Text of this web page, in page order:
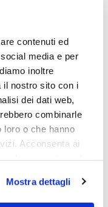
contenuti ed
media e per
inoltre
il nostro sito con i
dei dati web,
combinarle
loro o che hanno
Acconsenta ai
Mostra dettagli
per la